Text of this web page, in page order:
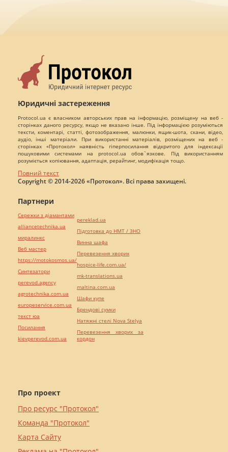
Юридичні застереження
Protocol.ua є власником авторських прав на інформацію, розміщену на веб -
сторінках даного ресурсу, якщо не вказано інше. Під інформацією розуміються
тексти, коментарі, статті, фотозображення, малюнки, ящик-шота, скани, відео,
аудіо, інші матеріали. При використанні матеріалів, розміщених на веб -
сторінках «Протокол» наявність гіперпосилання відкритого для індексації
пошуковими системами на protocol.ua обов`язкове. Під використанням
розуміється копіювання, адаптація, рерайтинг, модифікація тощо.
Повний текст
Copyright © 2014-2026 «Протокол». Всі права захищені.
Про проект
Про ресурс "Протокол"
Команда "Протокол"
Карта Сайту
Партнери
Сережки з діамантами
alliancetechnika.ua
миралинкс
Веб мастер
https://motokosmos.ua/
Синтезатори
perevod.agency
agrotechnika.com.ua
europeservice.com.ua
текст юа
Посилання
kievperevod.com.ua
pereklad.ua
Підготовка до НМТ / ЗНО
Винна шафа
Перевезення хворих
hospice-life.com.ua/
mk-translations.ua
maltina.com.ua
Шафи купе
Брендові сумки
Натяжні стелі Nova Stelya
Перевезення хворих за
кордон